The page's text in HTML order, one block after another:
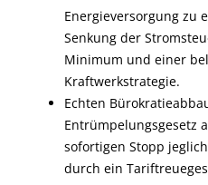
Energieversorgung zu
Senkung der
Minimum und einer
Kraftwerkstrategie.
Echten
Entrümpelungsgesetz
sofortigen Stopp
durch ein